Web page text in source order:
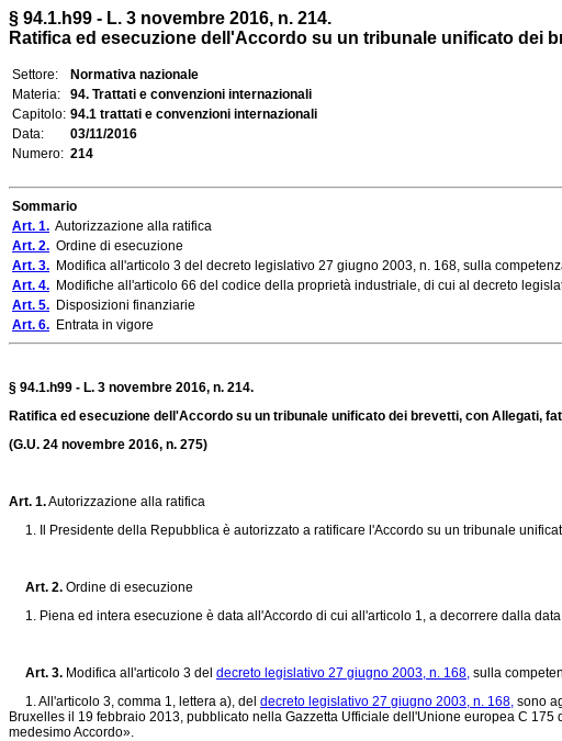
§ 94.1.h99 - L. 3 novembre 2016, n. 214.
Ratifica ed esecuzione dell'Accordo su un tribunale unificato dei
Settore:
Normativa nazionale
Materia:
94. Trattati e convenzioni internazionali
Capitolo: 94.1 trattati e convenzioni internazionali
Data:
03/11/2016
Numero: 214
Sommario
Art. 1. Autorizzazione alla ratifica
Art. 2. Ordine di esecuzione
Art. 3. Modifica all'articolo 3 del decreto legislativo 27 giugno 2003, n. 168, sulla
Art. 4. Modifiche all'articolo 66 del codice della proprietà industriale, di cui al decreto
Art. 5. Disposizioni finanziarie
Art. 6. Entrata in vigore
§ 94.1.h99 - L. 3 novembre 2016, n. 214.
Ratifica ed esecuzione dell'Accordo su un tribunale unificato dei brevetti, con Allegati,
(G.U. 24 novembre 2016, n. 275)
Art. 1.Autorizzazione alla ratifica
1. Il Presidente della Repubblica è autorizzato a ratificare l'Accordo su un tribunale
Art. 2. Ordine di esecuzione
1. Piena ed intera esecuzione è data all'Accordo di cui all'articolo 1, a decorrere dalla
Art. 3. Modifica all'articolo 3 del decreto legislativo 27 giugno 2003, n. 168, sulla
1. All'articolo 3, comma 1, lettera a), del decreto legislativo 27 giugno 2003, n. 168, sono
Bruxelles il 19 febbraio 2013, pubblicato nella Gazzetta Ufficiale dell'Unione europea C
medesimo Accordo».